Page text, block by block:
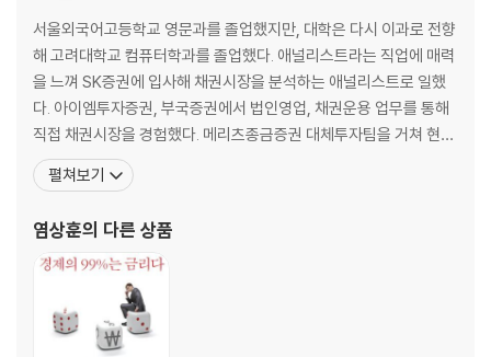
서울외국어고등학교 영문과를 졸업했지만, 대학은 다시 이과로 전향
해 고려대학교 컴퓨터학과를 졸업했다. 애널리스트라는 직업에 매력
을 느껴 SK증권에 입사해 채권시장을 분석하는 애널리스트로 일했
다. 아이엠투자증권, 부국증권에서 법인영업, 채권운용 업무를 통해
직접 채권시장을 경험했다. 메리츠종금증권 대체투자팀을 거쳐 현재
는 리딩투자증권 헤지펀드운용본부에서 헤지펀드 매니저로 재직 중
이다. 경제와 주식에 대해서는 아는 것도 많고, 하고 싶은 말도 많지만
없다는 생각에 『금리의 역습』을 썼다. 개정판인 『나의 첫 금리 공부』
펼쳐보기
염상훈의 다른 상품